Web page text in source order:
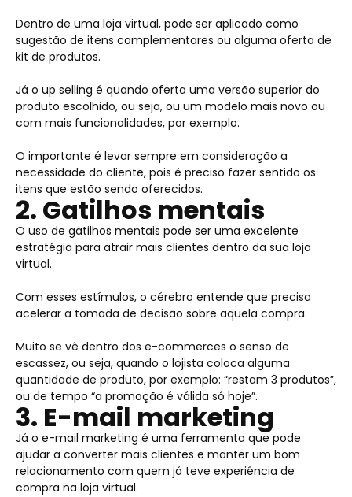
Dentro de uma loja virtual, pode ser aplicado como
sugestão de itens complementares ou alguma oferta de
kit de produtos.
Já o up selling é quando oferta uma versão superior do
produto escolhido, ou seja, ou um modelo mais novo ou
com mais funcionalidades, por exemplo.
O importante é levar sempre em consideração a
necessidade do cliente, pois é preciso fazer sentido os
itens que estão sendo oferecidos.
2. Gatilhos mentais
O uso de gatilhos mentais pode ser uma excelente
estratégia para atrair mais clientes dentro da sua loja
virtual.
Com esses estímulos, o cérebro entende que precisa
acelerar a tomada de decisão sobre aquela compra.
Muito se vê dentro dos e-commerces o senso de
escassez, ou seja, quando o lojista coloca alguma
quantidade de produto, por exemplo: “restam 3 produtos”,
ou de tempo “a promoção é válida só hoje”.
3. E-mail marketing
Já o e-mail marketing é uma ferramenta que pode
ajudar a converter mais clientes e manter um bom
relacionamento com quem já teve experiência de
compra na loja virtual.